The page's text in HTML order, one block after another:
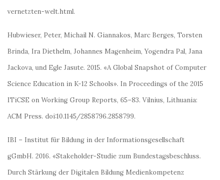
vernetzten-welt.html.
Hubwieser, Peter, Michail N. Giannakos, Marc Berges, Torsten
Brinda, Ira Diethelm, Johannes Magenheim, Yogendra Pal, Jana
Jackova, und Egle Jasute. 2015. «A Global Snapshot of Computer
Science Education in K-12 Schools». In Proceedings of the 2015
ITiCSE on Working Group Reports, 65–83. Vilnius, Lithuania:
ACM Press. doi:10.1145/2858796.2858799.
IBI – Institut für Bildung in der Informationsgesellschaft
gGmbH. 2016. «Stakeholder-Studie zum Bundestagsbeschluss.
Durch Stärkung der Digitalen Bildung Medienkompetenz